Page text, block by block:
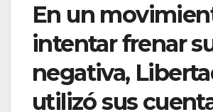
En un
intentar frenar
negativa,
utilizó sus